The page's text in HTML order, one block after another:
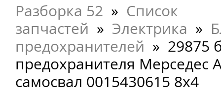
Разборка 52 » Список
запчастей » Электрика »
предохранителей » 29875
предохранителя Мерседес
самосвал 0015430615 8x4